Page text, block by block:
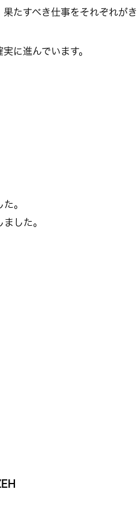
たすべき仕事をそれぞれが
に進んでいます。
。
した。